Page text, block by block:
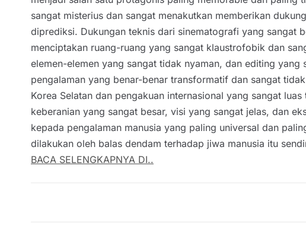
sangat misterius dan sangat menakutkan memberikan
diprediksi. Dukungan teknis dari sinematografi yang sangat
menciptakan ruang-ruang yang sangat klaustrofobik dan
elemen-elemen yang sangat tidak nyaman, dan editing
pengalaman yang benar-benar transformatif dan sangat
Korea Selatan dan pengakuan internasional yang sangat
keberanian yang sangat besar, visi yang sangat jelas, dan
kepada pengalaman manusia yang paling universal dan
dilakukan oleh balas dendam terhadap jiwa manusia itu
BACA SELENGKAPNYA DI..